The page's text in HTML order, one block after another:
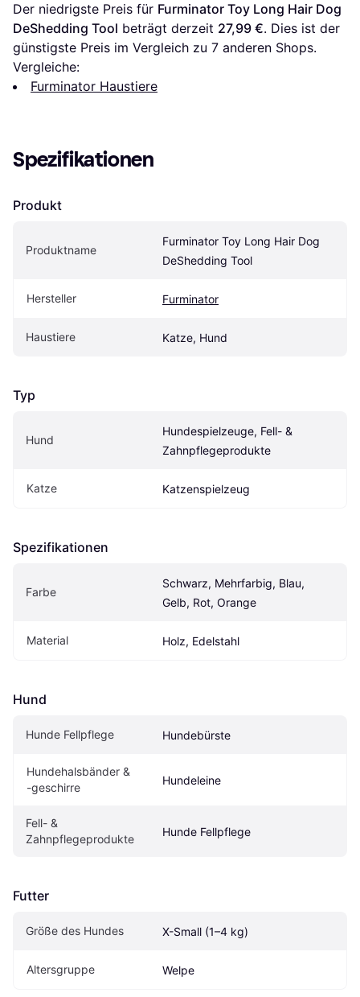
Der niedrigste Preis für Furminator Toy Long Hair Dog
DeShedding Tool beträgt derzeit 27,99 €. Dies ist der
günstigste Preis im Vergleich zu 7 anderen Shops.
Vergleiche:
Furminator Haustiere
Spezifikationen
Produkt
Produktname
Furminator Toy Long Hair Dog
DeShedding Tool
Hersteller Furminator
Haustiere Katze, Hund
Typ
Hund
Hundespielzeuge, Fell- &
Zahnpflegeprodukte
Katze Katzenspielzeug
Spezifikationen
Farbe
Schwarz, Mehrfarbig, Blau,
Gelb, Rot, Orange
Material Holz, Edelstahl
Hund
Hunde Fellpflege Hundebürste
Hundehalsbänder &
-geschirre
Hundeleine
Fell- &
Zahnpflegeprodukte
Hunde Fellpflege
Futter
Größe des Hundes X-Small (1–4 kg)
Altersgruppe Welpe